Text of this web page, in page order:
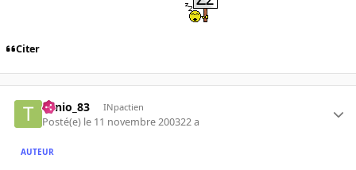
Citer
Tonio_83 INpactien
Posté(e) le 11 novembre 200322 a
AUTEUR